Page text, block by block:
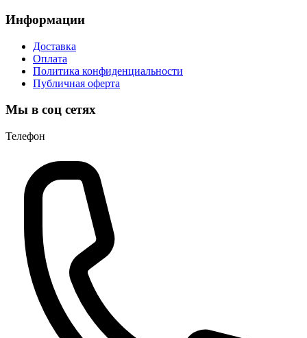
Информации
Доставка
Оплата
Политика конфиденциальности
Публичная оферта
Мы в соц сетях
Телефон